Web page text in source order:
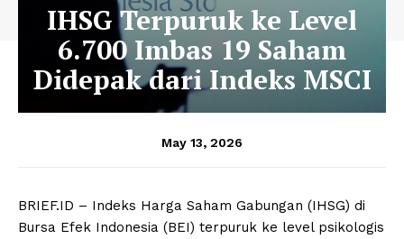
IHSG Terpuruk ke Level
6.700 Imbas 19 Saham
Didepak dari Indeks MSCI
May 13, 2026
BRIEF.ID – Indeks Harga Saham Gabungan (IHSG) di
Bursa Efek Indonesia (BEI) terpuruk ke level psikologis